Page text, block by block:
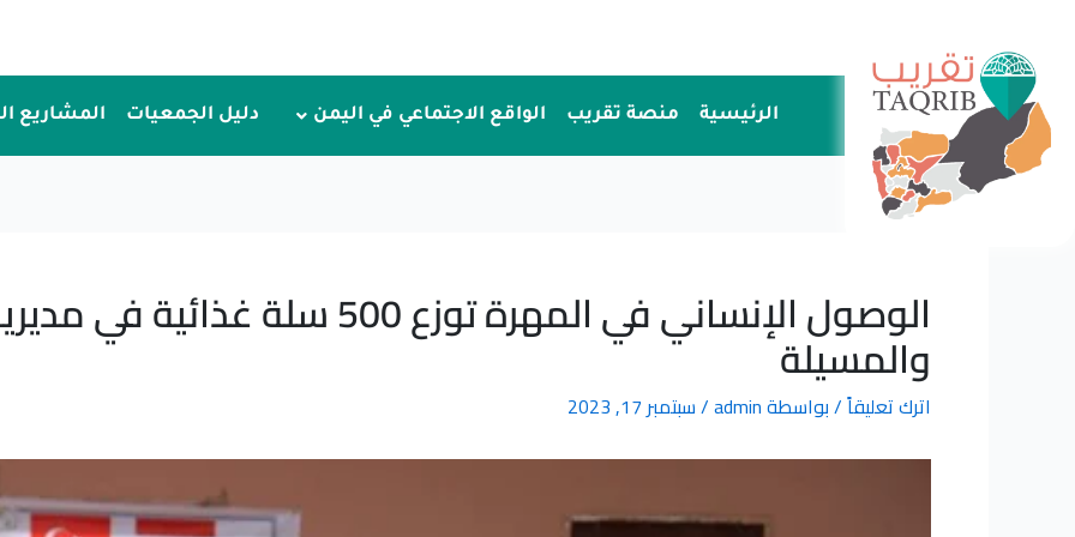
المحتوى
الرئيسية منصة تقريب الواقع الاجتماعي في اليمن دليل الجمعيات المشاريع
الوصول الإنساني في المهرة توزع
والمسيلة
اترك تعليقاً/ بواسطةadmin
/سبتمبر 17, 2023